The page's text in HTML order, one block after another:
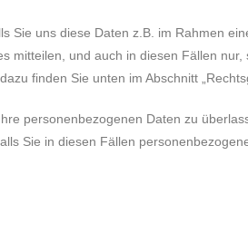
Sie uns diese Daten z.B. im Rahmen
mitteilen, und auch in diesen Fällen
finden Sie unten im Abschnitt
personenbezogenen Daten zu
Sie in diesen Fällen